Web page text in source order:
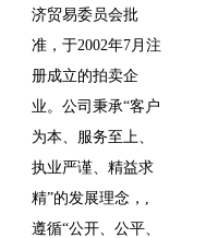
济贸易委员会批
准，于2002年7月注
册成立的拍卖企
业。公司秉承“客户
为本、服务至上、
执业严谨、精益求
精”的发展理念，,
遵循“公开、公平、